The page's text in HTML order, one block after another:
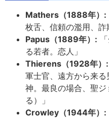
Mathers（1888年）:
枚舌、信頼の濫用、詐
Papus（1889年）:
る若者。恋人」
Thierens（1928年）:
軍士官、遠方から来
神。最良の場合、聖
る）」
Crowley（1944年）: